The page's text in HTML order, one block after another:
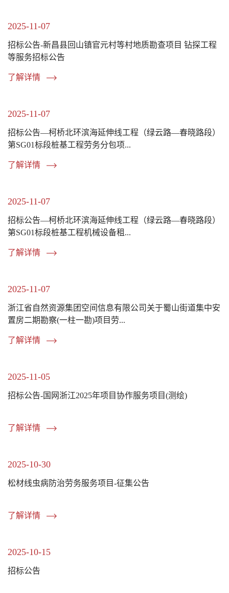
2025-11-07
招标公告-新昌县回山镇官元村等村地质勘查项目 钻探工程
等服务招标公告
了解详情
2025-11-07
招标公告—柯桥北环滨海延伸线工程（绿云路—春晓路段）
第SG01标段桩基工程劳务分包项...
了解详情
2025-11-07
招标公告—柯桥北环滨海延伸线工程（绿云路—春晓路段）
第SG01标段桩基工程机械设备租...
了解详情
2025-11-07
浙江省自然资源集团空间信息有限公司关于蜀山街道集中安
置房二期勘察(一柱一勘)项目劳...
了解详情
2025-11-05
招标公告-国网浙江2025年项目协作服务项目(测绘)
了解详情
2025-10-30
松材线虫病防治劳务服务项目-征集公告
了解详情
2025-10-15
招标公告